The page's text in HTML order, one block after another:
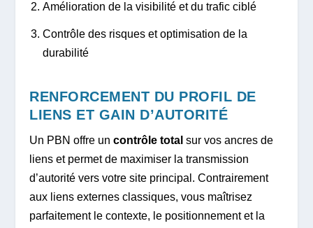
Amélioration de la visibilité et du trafic ciblé
Contrôle des risques et optimisation de la
durabilité
RENFORCEMENT DU PROFIL DE
LIENS ET GAIN D’AUTORITÉ
Un PBN offre uncontrôle total sur vos ancres de
liens et permet de maximiser la transmission
d’autorité vers votre site principal. Contrairement
aux liens externes classiques, vous maîtrisez
parfaitement le contexte, le positionnement et la